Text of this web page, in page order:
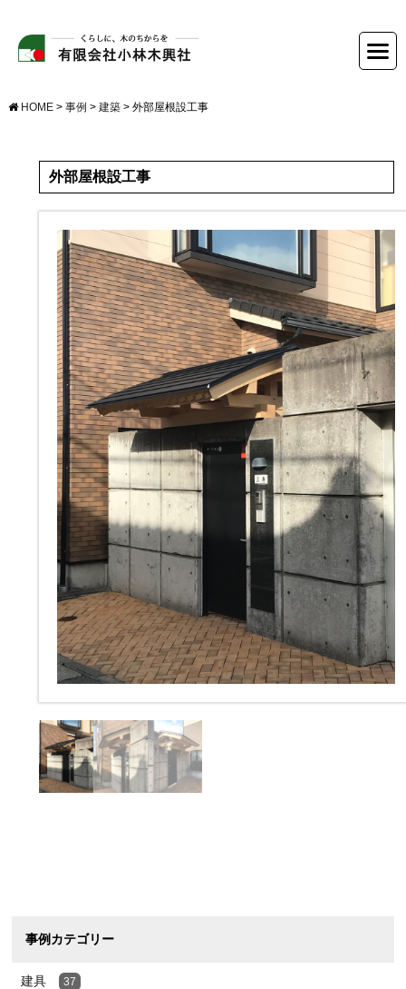
HOME> 事例 > 建築> 外部屋根設工事
外部屋根設工事
事例カテゴリー
建具 37